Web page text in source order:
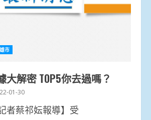
市
大解密 TOP5你去過嗎？
01-30
者蔡祁妘報導】受